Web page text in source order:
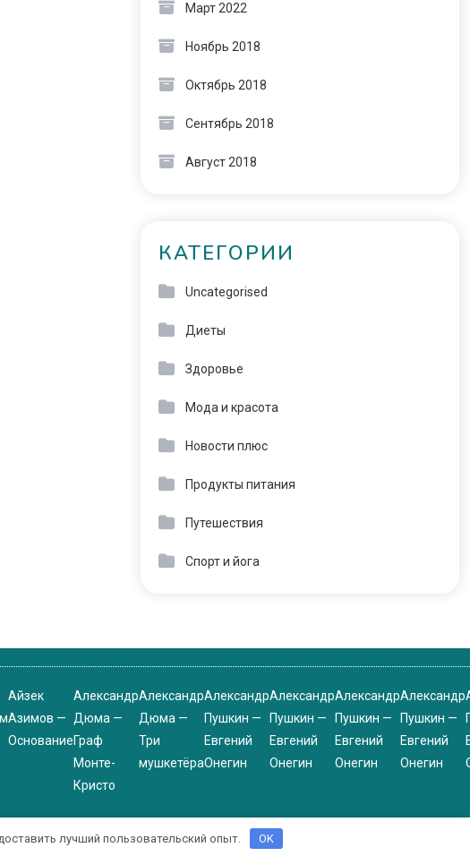
Март 2022
Ноябрь 2018
Октябрь 2018
Сентябрь 2018
Август 2018
КАТЕГОРИИ
Uncategorised
Диеты
Здоровье
Мода и красота
Новости плюс
Продукты питания
Путешествия
Спорт и йога
Айзек
Азимов —
Основание
Александр
Дюма —
Граф
Монте-
Кристо
Александр
Дюма —
Три
мушкетёра
Александр
Пушкин —
Евгений
Онегин
Александр
Пушкин —
Евгений
Онегин
Александр
Пушкин —
Евгений
Онегин
Александр
Пушкин —
Евгений
Онегин
лучший пользовательский опыт. OK